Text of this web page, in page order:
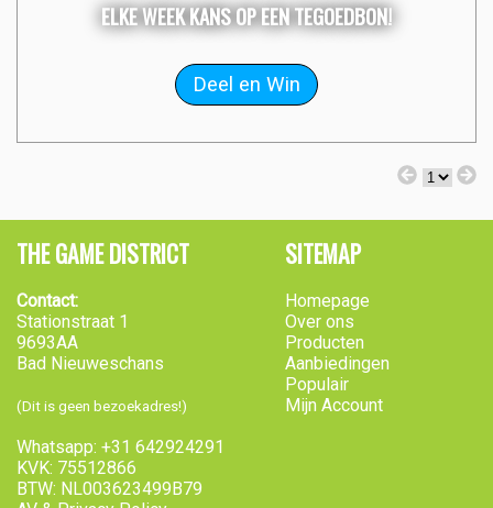
ELKE WEEK KANS OP EEN TEGOEDBON!
THE GAME DISTRICT
Contact:
Stationstraat 1
9693AA
Bad Nieuweschans
(Dit is geen bezoekadres!)
Whatsapp: +31 642924291
KVK: 75512866
BTW: NL003623499B79
SITEMAP
Homepage
Over ons
Producten
Aanbiedingen
Populair
Mijn Account